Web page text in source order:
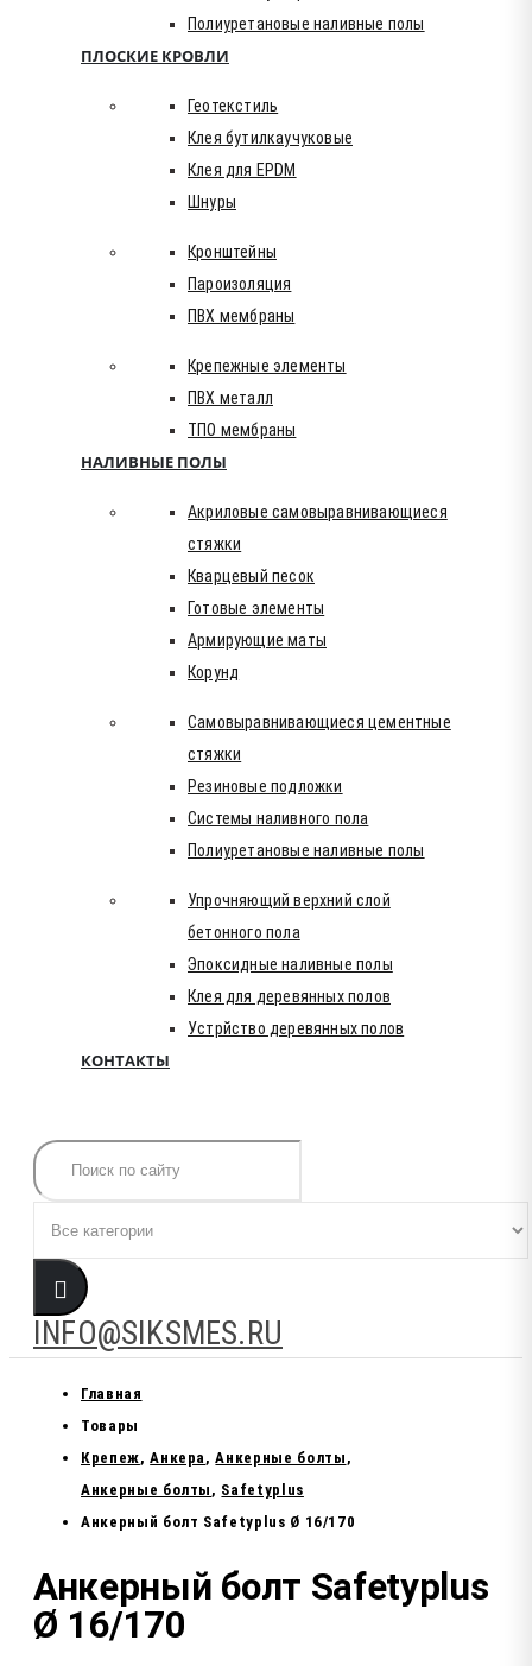
Полиуретановые наливные полы
ПЛОСКИЕ КРОВЛИ
Геотекстиль
Клея бутилкаучуковые
Клея для EPDM
Шнуры
Кронштейны
Пароизоляция
ПВХ мембраны
Крепежные элементы
ПВХ металл
ТПО мембраны
НАЛИВНЫЕ ПОЛЫ
Акриловые самовыравнивающиеся
стяжки
Кварцевый песок
Готовые элементы
Армирующие маты
Корунд
Самовыравнивающиеся цементные
стяжки
Резиновые подложки
Системы наливного пола
Полиуретановые наливные полы
Упрочняющий верхний слой
бетонного пола
Эпоксидные наливные полы
Клея для деревянных полов
Устрйство деревянных полов
КОНТАКТЫ
INFO@SIKSMES.RU
Главная
Товары
Крепеж,Анкера,Анкерные болты ,
Анкерные болты , Safetyplus
Анкерный болт Safetyplus Ø 16/170
Анкерный болт Safetyplus
Ø 16/170